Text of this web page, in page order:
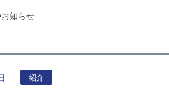
知らせ
紹介